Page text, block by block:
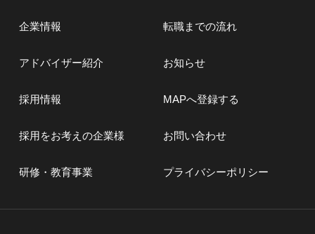
企業情報
アドバイザー紹介
転職までの流れ
お知らせ
採用情報
採用をお考えの企業様
研修・教育事業
MAPへ登録する
お問い合わせ
プライバシーポリシー